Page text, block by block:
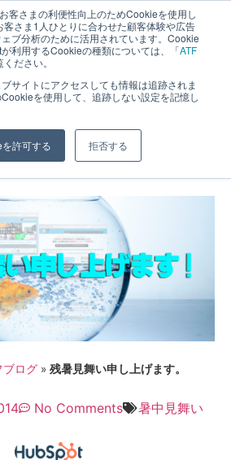
客さまの利便性向上のためCookieを使用し
さま1人ひとりに合わせた顧客体験や広告
ェブ分析のために活用されています。Cookie
利用するCookieの種類については、「ATF
ださい。
サイトにアクセスしても情報は追跡されま
を使用して、追跡しない設定を記憶し
許可する 拒否する
作事業部 コンサルティングFIRM
上げます。
ブログ » 残暑見舞い申し上げます。
No Comments 暑中見舞い